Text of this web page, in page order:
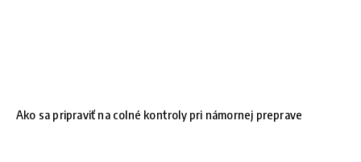
Ako sa pripraviť na colné kontroly pri námornej preprave